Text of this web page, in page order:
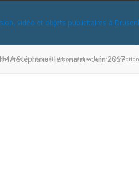
Stéphane Herrmann – Juin 2017
êtes ici : Accueil / Nos réalisations :